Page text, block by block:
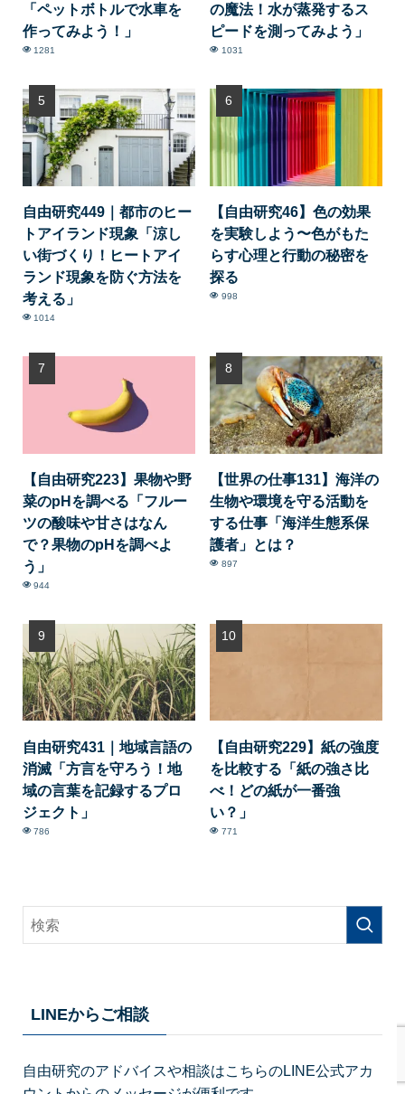
「ペットボトルで水車を
作ってみよう！」
1281
の魔法！水が蒸発するス
ピードを測ってみよう」
1031
自由研究449｜都市のヒー
トアイランド現象「涼し
い街づくり！ヒートアイ
ランド現象を防ぐ方法を
考える」
1014
【自由研究46】色の効果
を実験しよう〜色がもた
らす心理と行動の秘密を
探る
998
【自由研究223】果物や野
菜のpHを調べる「フルー
ツの酸味や甘さはなん
で？果物のpHを調べよ
う」
944
【世界の仕事131】海洋の
生物や環境を守る活動を
する仕事「海洋生態系保
護者」とは？
897
自由研究431｜地域言語の
消滅「方言を守ろう！地
域の言葉を記録するプロ
ジェクト」
786
【自由研究229】紙の強度
を比較する「紙の強さ比
べ！どの紙が一番強
い？」
771
LINEからご相談
自由研究のアドバイスや相談はこちらのLINE公式アカ